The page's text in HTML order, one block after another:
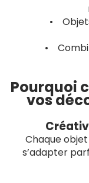
•
•
Pourquoi
vos
Chaque
s’adapter